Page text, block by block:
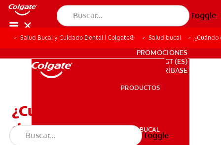
Toggle
SALUD BUCAL
PARA PROFESIONALES
PROMOCIONES
GT (ES)
SUSCRÍBASE
PRODUCTOS
SALUD BUCAL
Toggle
Salud Bucal y Cuidado Dental | Colgate® Salud bucal
¿Cuándo empieza la
dentición en los bebés?